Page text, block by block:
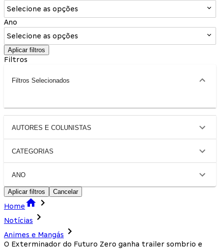
Selecione as opções
Ano
Selecione as opções
Aplicar filtros
Filtros
Filtros Selecionados
AUTORES E COLUNISTAS
CATEGORIAS
ANO
Aplicar filtros Cancelar
Home
Notícias
Animes e Mangás
O Exterminador do Futuro Zero ganha trailer sombrio e